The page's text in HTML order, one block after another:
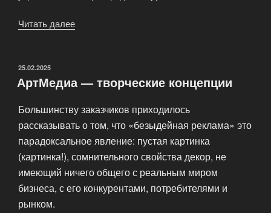
Читать далее
развитию
ОПУБЛИКОВАНО
25.02.2025
АртМедиа — творческие концепции
Большинству заказчиков приходилось
рассказывать о том, что «безыдейная реклама» это
парадоксальное явление: пустая картинка
(картинка!), сомнительного свойства декор, не
имеющий ничего общего с реальным миром
бизнеса, с его конкурентами, потребителями и
рынком.